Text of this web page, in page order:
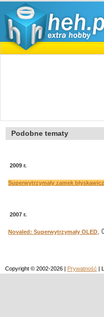
Podobne tematy
2009 r.
Superwytrzymały zamek
2007 r.
Novaled: Superwytrzymały OLED,
Copyright © 2002-2026 | Prywatność |